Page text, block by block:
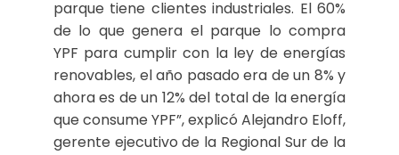
parque tiene clientes industriales. El 60%
de lo que genera el parque lo compra
YPF para cumplir con la ley de energías
renovables, el año pasado era de un 8% y
ahora es de un 12% del total de la energía
que consume YPF”, explicó Alejandro Eloff,
gerente ejecutivo de la Regional Sur de la